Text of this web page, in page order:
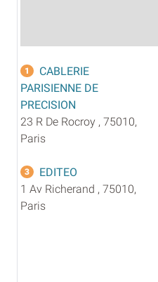
1
CABLERIE
PARISIENNE DE
PRECISION
23 R De Rocroy , 75010,
Paris
3
EDITEO
1 Av Richerand , 75010,
Paris